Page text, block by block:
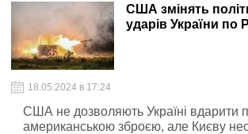
США змінять
ударів України по
18.05.2024 в 17:24
США не дозволяють Україні вдарити
американською зброєю, але Києву